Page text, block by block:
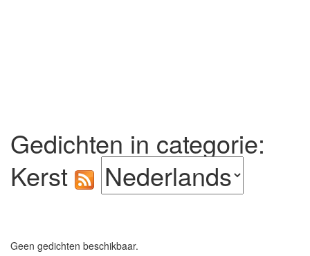
Gedichten in categorie:
Kerst
Geen gedichten beschikbaar.